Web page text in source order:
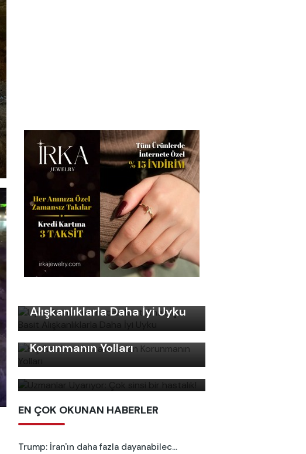
Uyku Bozukluklarından
Alışkanlıklarla Daha İyi Uyku
Kış Gelirken Hastalıklardan
Korunmanın Yolları
Uzmanlar Uyarıyor: Çok sinsi
bir hastalık!
EN ÇOK OKUNAN HABERLER
Trump: İran'ın daha fazla dayanabilec...